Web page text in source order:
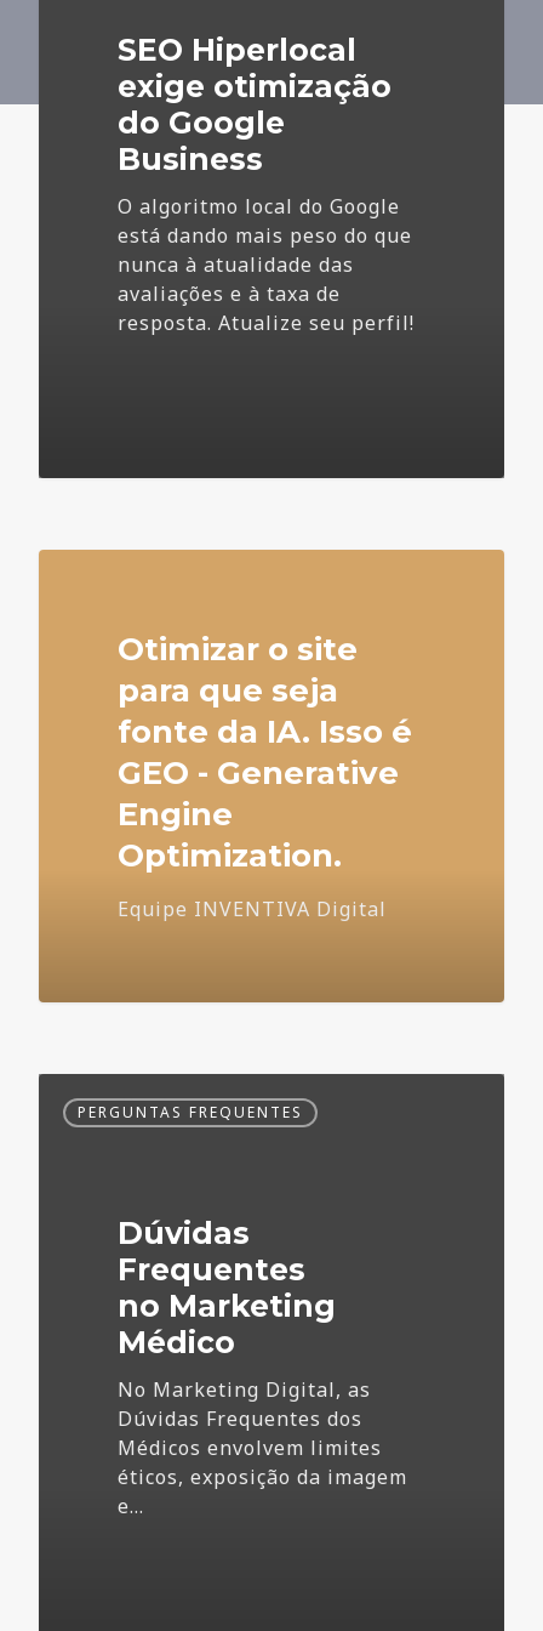
Business
SEO Hiperlocal
exige otimização
do Google
Business
O algoritmo local do Google
está dando mais peso do que
nunca à atualidade das
avaliações e à taxa de
resposta. Atualize seu perfil!
Otimizar o site
para que seja
fonte da IA. Isso é
GEO - Generative
Engine
Optimization.
Equipe INVENTIVA Digital
Frequentes
PERGUNTAS FREQUENTES
Dúvidas
Frequentes
no Marketing
Médico
No Marketing Digital, as
Dúvidas Frequentes dos
Médicos envolvem limites
éticos, exposição da imagem
e…